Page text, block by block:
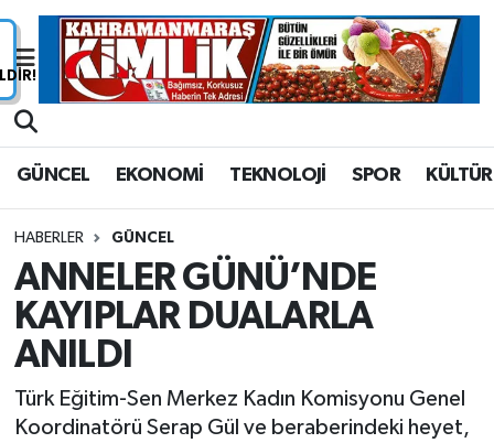
GÜNCEL EKONOMİ TEKNOLOJİ SPOR KÜLTÜR
HABERLER GÜNCEL
ANNELER GÜNÜ’NDE
KAYIPLAR DUALARLA
ANILDI
Türk Eğitim-Sen Merkez Kadın Komisyonu Genel
Koordinatörü Serap Gül ve beraberindeki heyet,
Nöbetçi Eczaneler
Süper Lig Puan Durumu ve Fikstür
Tüm Manşetler
Son Dakika Haberleri